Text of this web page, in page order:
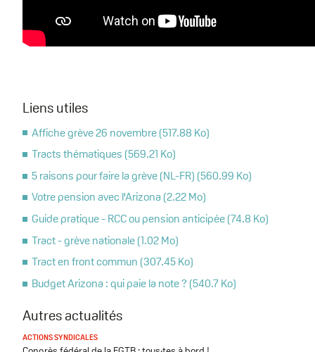
Liens utiles
Affiche grève 26 novembre(517.88 Ko)
Tracts thématiques (569.21 Ko)
5 raisons pour faire la grève (NL-FR) (560.99 Ko)
Votre pension avec l'Arizona(2.22 Mo)
Guide pratique - RCC ou pension anticipée(74.8 Ko)
Tract - grève nationale(1.02 Mo)
Tract en front commun (307.45 Ko)
Budget Arizona : qui paie la note ?(540.7 Ko)
Autres actualités
ACTIONS SYNDICALES